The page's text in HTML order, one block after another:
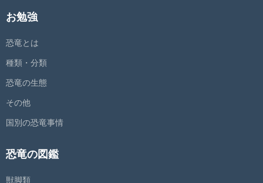
お勉強
恐竜とは
種類・分類
恐竜の生態
その他
国別の恐竜事情
恐竜の図鑑
獣脚類